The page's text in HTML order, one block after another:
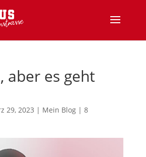
aber es geht
29, 2023 | Mein Blog| 8